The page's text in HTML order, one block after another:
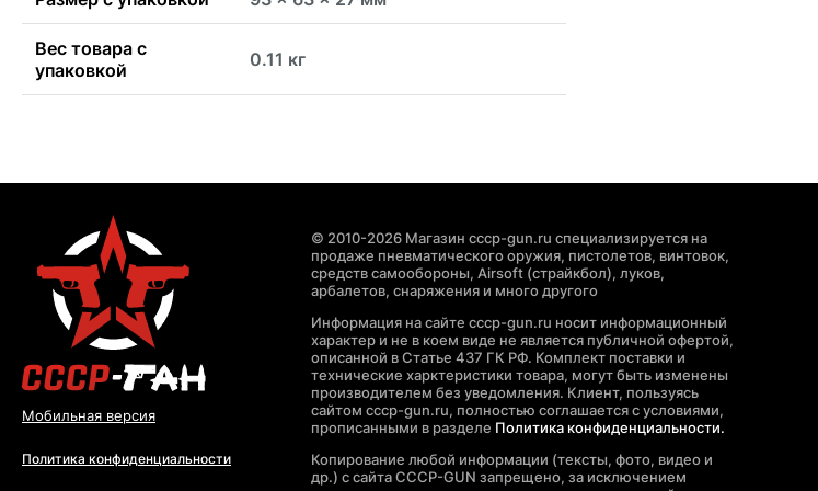
Вес товара с
упаковкой
0.11 кг
Мобильная версия
Политика конфиденциальности
© 2010-2026 Магазин cccp-gun.ru специализируется на
продаже пневматического оружия, пистолетов, винтовок,
средств самообороны, Airsoft (страйкбол), луков,
арбалетов, снаряжения и много другого
Информация на сайте cccp-gun.ru носит информационный
характер и не в коем виде не является публичной офертой,
описанной в Статье 437 ГК РФ. Комплект поставки и
технические харктеристики товара, могут быть изменены
производителем без уведомления. Клиент, пользуясь
сайтом cccp-gun.ru, полностью соглашается с условиями,
прописанными в разделе Политика конфиденциальности.
Копирование любой информации (тексты, фото, видео и
др.) с сайта CCCP-GUN запрещено, за исключением